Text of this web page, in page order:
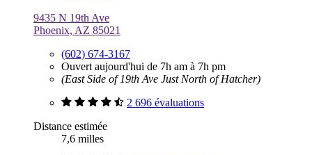
9435 N 19th Ave
Phoenix, AZ 85021
(602) 674-3167
Ouvert aujourd'hui de 7h am à 7h pm
(East Side of 19th Ave Just North of Hatcher)
2 696 évaluations
Distance estimée
7,6 milles